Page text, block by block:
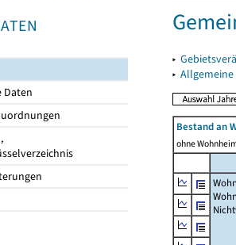
Daten
▸
▸
Bestand an
ohne